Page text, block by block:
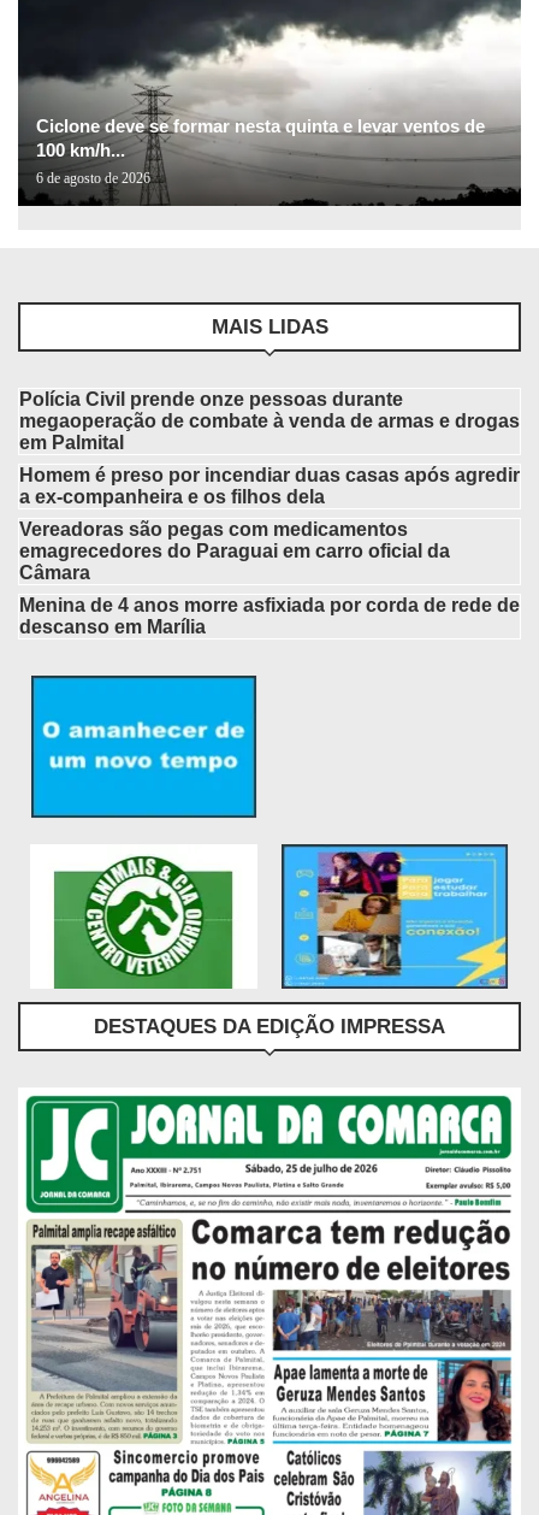
Ciclone deve se formar nesta quinta e levar ventos de
100 km/h...
6 de agosto de 2026
MAIS LIDAS
Polícia Civil prende onze pessoas durante
megaoperação de combate à venda de armas e drogas
em Palmital
Homem é preso por incendiar duas casas após agredir
a ex-companheira e os filhos dela
Vereadoras são pegas com medicamentos
emagrecedores do Paraguai em carro oficial da
Câmara
Menina de 4 anos morre asfixiada por corda de rede de
descanso em Marília
DESTAQUES DA EDIÇÃO IMPRESSA